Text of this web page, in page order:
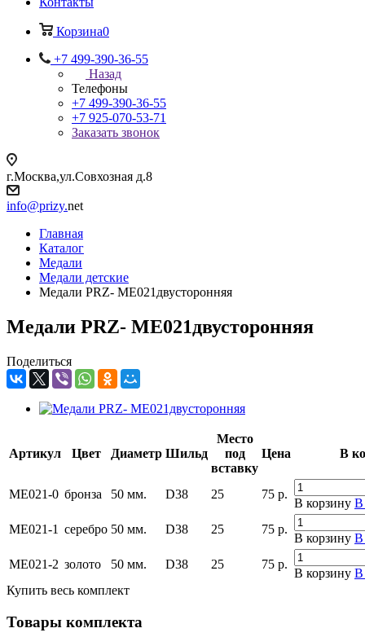
Корзина0
+7 499-390-36-55
Назад
Телефоны
+7 499-390-36-55
+7 925-070-53-71
Заказать звонок
г.Москва,ул.Совхозная д.8
info@prizy.net
Главная
Каталог
Медали
Медали детские
Медали PRZ- ME021двусторонняя
Медали PRZ- ME021двусторонняя
Поделиться
Артикул Цвет Диаметр Шильд
Место
под
вставку
Цена В
ME021-0 бронза 50 мм. D38 25 75 р.
В корзину В
ME021-1 серебро 50 мм. D38 25 75 р.
В корзину В
ME021-2 золото 50 мм. D38 25 75 р.
В корзину В
Купить весь комплект
Товары комплекта